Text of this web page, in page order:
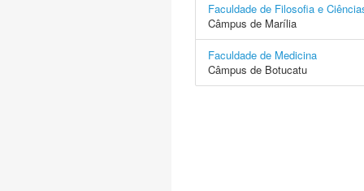
Faculdade de Filosofia e
Câmpus de Marília
Faculdade de Medicina
Câmpus de Botucatu